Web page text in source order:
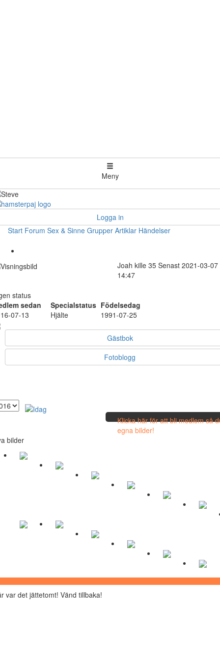
Meny
Logga in
Start Forum Sex & Sinne Grupper Artiklar Händelser
Joah kille 35 Senast 2021-03-07
14:47
status
sedan
Specialstatus Födelsedag
07-13
Hjälte 1991-07-25
Gästbok
Fotoblogg
Klicka här för att bli medlem så
egna bilder!
bilder
var det jättetomt! Vänd tillbaka!